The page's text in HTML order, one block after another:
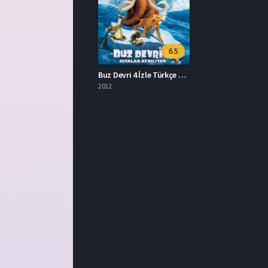
6.5
Buz Devri 4 İzle Türkçe Dublaj Çizgi Film İzle
2012